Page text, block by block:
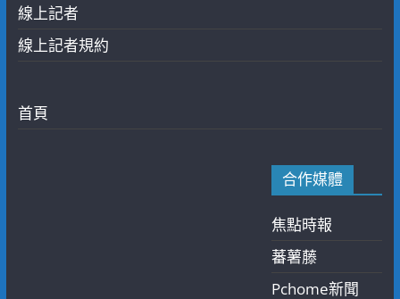
線上記者
線上記者規約
首頁
合作媒體
焦點時報
蕃薯藤
Pchome新聞